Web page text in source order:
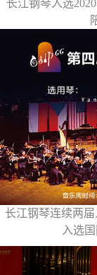
长江钢琴入选
长江钢琴连续两
入选